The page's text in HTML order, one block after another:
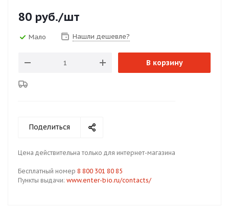
80 руб./шт
Мало Нашли дешевле?
В корзину
Поделиться
Цена действительна только для интернет-магазина
Бесплатный номер 8 800 301 80 85
Пункты выдачи: www.enter-bio.ru/contacts/